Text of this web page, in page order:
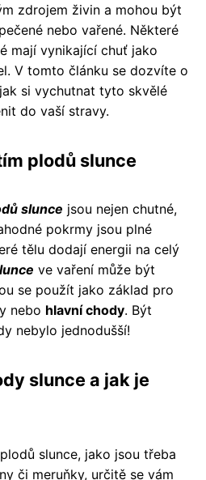
zdrojem živin a mohou být
nebo vařené. Některé
mají vynikající chuť jako
V tomto článku se dozvíte o
si vychutnat tyto skvělé
do vaší stravy.
plodů slunce
slunce jsou nejen chutné,
pokrmy jsou plné
tělu dodají energii na celý
ve vaření může být
se použít jako základ pro
nebo hlavní chody. Být
nebylo jednodušší!
slunce a jak je
slunce, jako jsou třeba
či meruňky, určitě se vám